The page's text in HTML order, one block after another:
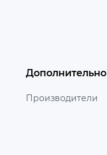
Дополнительно
Производители